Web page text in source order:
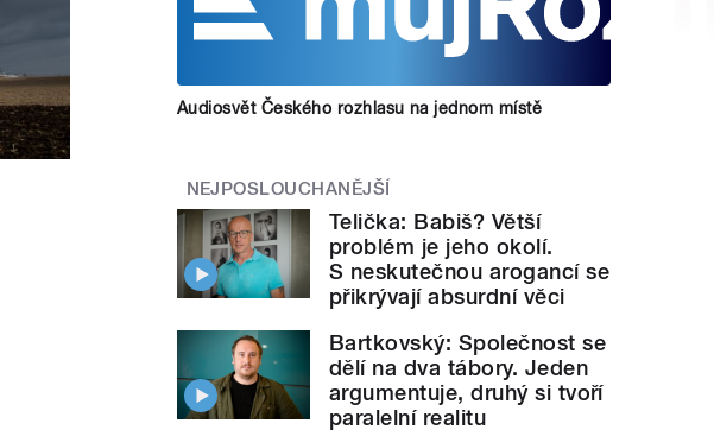
Audiosvět Českého rozhlasu na jednom místě
NEJPOSLOUCHANĚJŠÍ
Telička: Babiš? Větší
problém je jeho okolí.
S neskutečnou arogancí se
přikrývají absurdní věci
Bartkovský: Společnost se
dělí na dva tábory. Jeden
argumentuje, druhý si tvoří
paralelní realitu